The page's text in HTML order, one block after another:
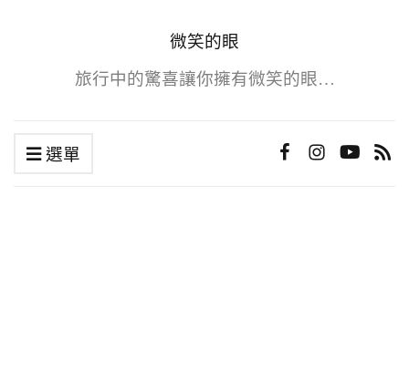
微笑的眼
旅行中的驚喜讓你擁有微笑的眼…
選單